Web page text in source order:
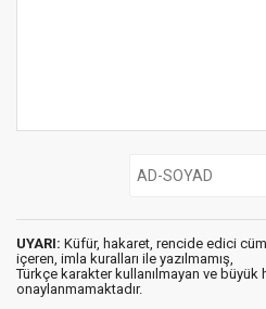
UYARI: Küfür, hakaret, rencide edici
içeren, imla kuralları ile yazılmamış,
Türkçe karakter kullanılmayan ve büyük
onaylanmamaktadır.